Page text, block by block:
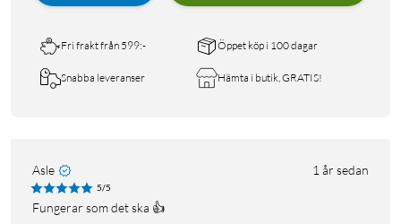
Fri frakt från 599:- Öppet köp i 100 dagar
Snabba leveranser Hämta i butik, GRATIS!
Asle 1 år sedan
5/5
Fungerar som det ska 👍